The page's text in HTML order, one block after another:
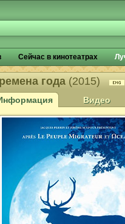
Сейчас в кинотеатрах
года (2015)
Видео